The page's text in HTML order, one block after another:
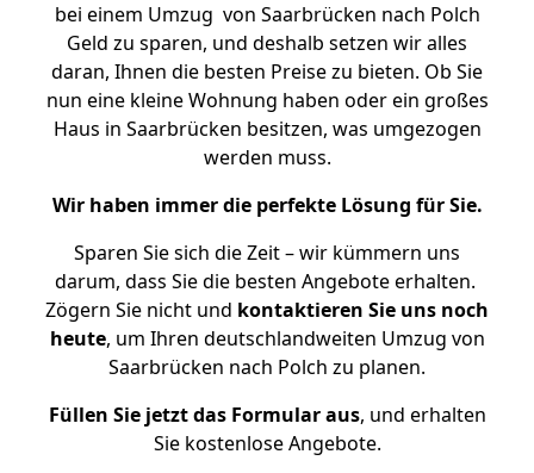
bei einem Umzug von Saarbrücken nach Polch
Geld zu sparen, und deshalb setzen wir alles
daran, Ihnen die besten Preise zu bieten. Ob Sie
nun eine kleine Wohnung haben oder ein großes
Haus in Saarbrücken besitzen, was umgezogen
werden muss.
Wir haben immer die perfekte Lösung für Sie.
Sparen Sie sich die Zeit – wir kümmern uns
darum, dass Sie die besten Angebote erhalten.
Zögern Sie nicht und kontaktieren Sie uns noch
heute, um Ihren deutschlandweiten Umzug von
Saarbrücken nach Polch zu planen.
Füllen Sie jetzt das Formular aus, und erhalten
Sie kostenlose Angebote.